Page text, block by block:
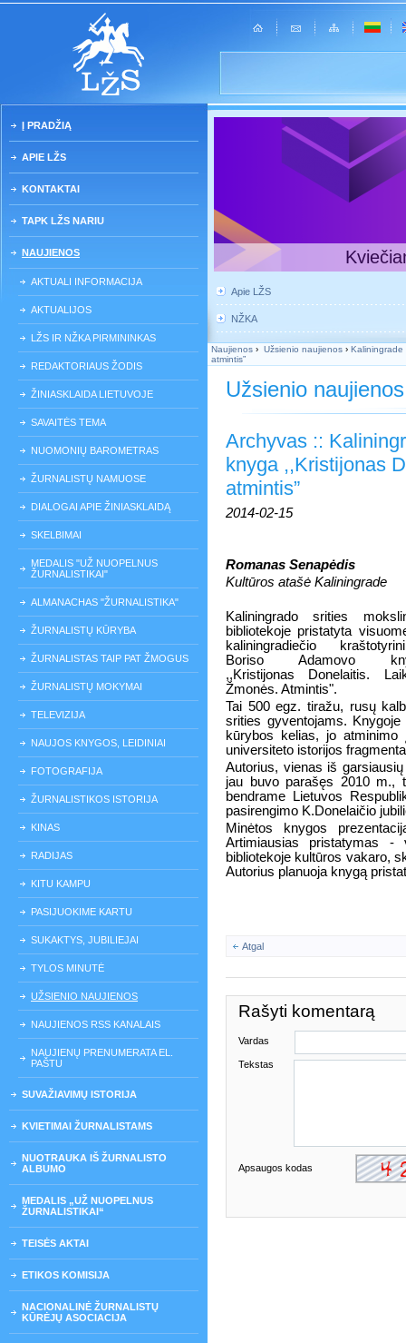
Į PRADŽIĄ
APIE LŽS
KONTAKTAI
TAPK LŽS NARIU
NAUJIENOS
AKTUALI INFORMACIJA
AKTUALIJOS
LŽS IR NŽKA PIRMININKAS
REDAKTORIAUS ŽODIS
ŽINIASKLAIDA LIETUVOJE
SAVAITĖS TEMA
NUOMONIŲ BAROMETRAS
ŽURNALISTŲ NAMUOSE
DIALOGAI APIE ŽINIASKLAIDĄ
SKELBIMAI
MEDALIS "UŽ NUOPELNUS
ŽURNALISTIKAI"
ALMANACHAS "ŽURNALISTIKA"
ŽURNALISTŲ KŪRYBA
ŽURNALISTAS TAIP PAT ŽMOGUS
ŽURNALISTŲ MOKYMAI
TELEVIZIJA
NAUJOS KNYGOS, LEIDINIAI
FOTOGRAFIJA
ŽURNALISTIKOS ISTORIJA
KINAS
RADIJAS
KITU KAMPU
PASIJUOKIME KARTU
SUKAKTYS, JUBILIEJAI
TYLOS MINUTĖ
UŽSIENIO NAUJIENOS
NAUJIENOS RSS KANALAIS
NAUJIENŲ PRENUMERATA EL.
PAŠTU
SUVAŽIAVIMŲ ISTORIJA
KVIETIMAI ŽURNALISTAMS
NUOTRAUKA IŠ ŽURNALISTO
ALBUMO
MEDALIS „UŽ NUOPELNUS
ŽURNALISTIKAI“
TEISĖS AKTAI
ETIKOS KOMISIJA
NACIONALINĖ ŽURNALISTŲ
KŪRĖJŲ ASOCIACIJA
Apie LŽS
NŽKA
Naujienos › Užsienio naujienos › Kaliningrade
atmintis”
Užsienio naujienos
Archyvas ::
knyga ,,Kristijonas
atmintis”
2014-02-15
Romanas Senapėdis
Kultūros atašė Kaliningrade
Kaliningrado srities
bibliotekoje pristatyta
kaliningradiečio
Boriso Adamovo
,,Kristijonas Donelaitis.
Žmonės. Atmintis".
Tai 500 egz. tiražu, rusų
srities gyventojams.
kūrybos kelias, jo
universiteto istorijos
Autorius, vienas iš
jau buvo parašęs 2010 m.,
bendrame Lietuvos
pasirengimo K.Donelaičio
Minėtos knygos
Artimiausias pristatymas -
bibliotekoje kultūros vakaro,
Autorius planuoja knygą
Atgal
Rašyti komentarą
Vardas
Tekstas
Apsaugos kodas